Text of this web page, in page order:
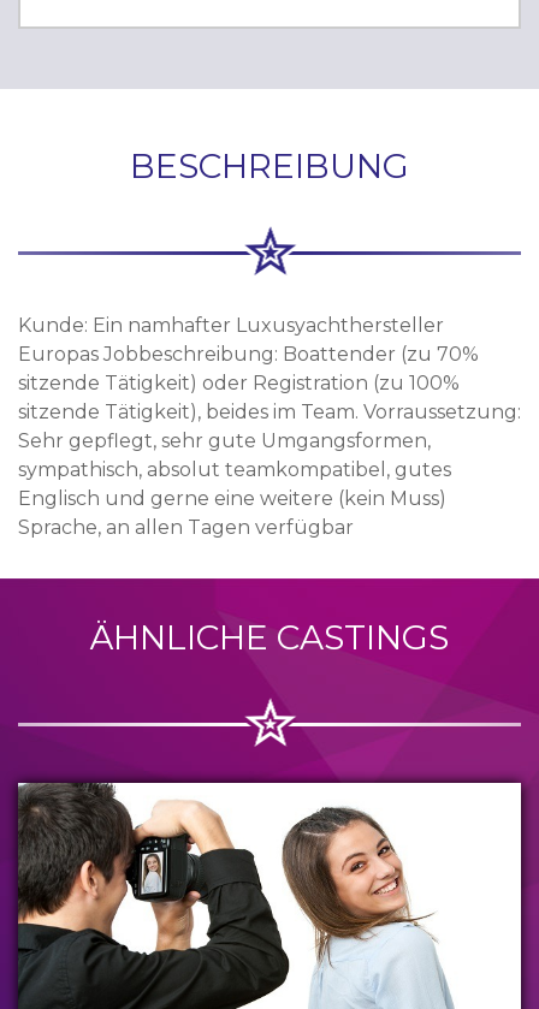
BESCHREIBUNG
Kunde: Ein namhafter Luxusyachthersteller
Europas Jobbeschreibung: Boattender (zu 70%
sitzende Tätigkeit) oder Registration (zu 100%
sitzende Tätigkeit), beides im Team. Vorraussetzung:
Sehr gepflegt, sehr gute Umgangsformen,
sympathisch, absolut teamkompatibel, gutes
Englisch und gerne eine weitere (kein Muss)
Sprache, an allen Tagen verfügbar
ÄHNLICHE CASTINGS